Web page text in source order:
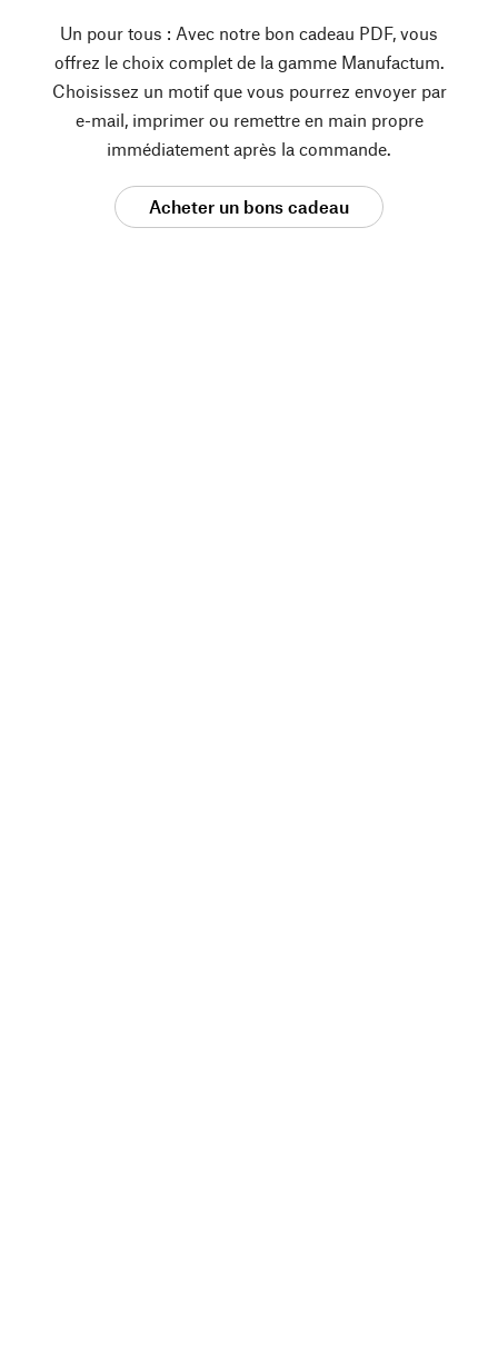
Un pour tous : Avec notre bon cadeau PDF, vous
offrez le choix complet de la gamme Manufactum.
Choisissez un motif que vous pourrez envoyer par
e-mail, imprimer ou remettre en main propre
immédiatement après la commande.
Acheter un bons cadeau